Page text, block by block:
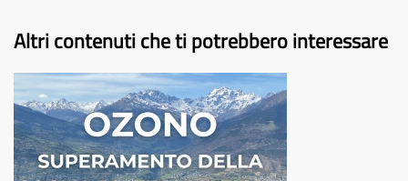
Altri contenuti che ti potrebbero interessare